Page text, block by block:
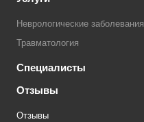
Неврологические заболевания
Травматология
Специалисты
Отзывы
Отзывы